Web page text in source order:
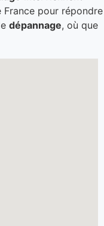
pour répondre
dépannage, où que